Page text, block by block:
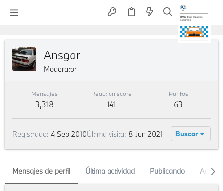
Ansgar
Moderator
Mensajes
3,318
Reaction score
141
Puntos
63
Registrado 4 Sep 2010Última visita 8 Jun 2021 Buscar
Mensajes de perfil Última actividad Publicando Acerca